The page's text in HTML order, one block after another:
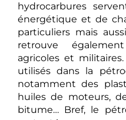
hydrocarbures
énergétique et de
particuliers mais
retrouve
agricoles et
utilisés dans la
notamment des
huiles de moteurs,
bitume… Bref, le